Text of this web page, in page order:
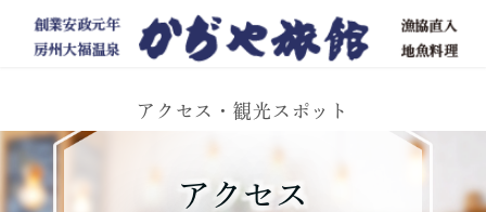
アクセス・観光スポット
アクセス